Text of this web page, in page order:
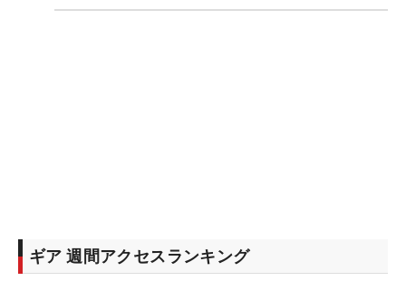
ギア 週間アクセスランキング